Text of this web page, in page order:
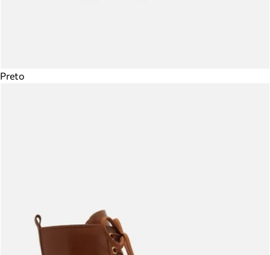
Preto